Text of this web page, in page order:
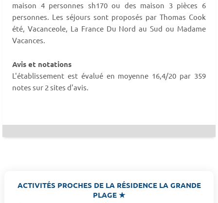
maison 4 personnes sh170 ou des maison 3 pièces 6
personnes. Les séjours sont proposés par Thomas Cook
été, Vacanceole, La France Du Nord au Sud ou Madame
Vacances.
Avis et notations
L'établissement est évalué en moyenne 16,4/20 par 359
notes sur 2 sites d'avis.
ACTIVITÉS PROCHES DE LA RÉSIDENCE LA GRANDE
PLAGE ★